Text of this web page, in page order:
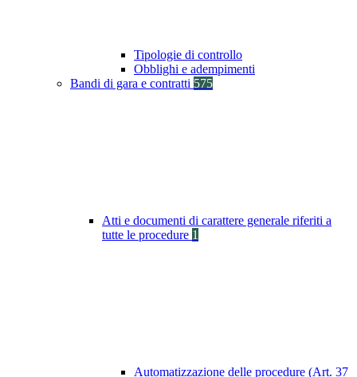
Tipologie di controllo
Obblighi e adempimenti
Bandi di gara e contratti 575
Atti e documenti di carattere generale riferiti a
tutte le procedure 1
Automatizzazione delle procedure (Art. 37